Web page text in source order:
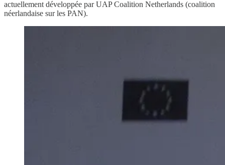
actuellement développée par UAP Coalition Netherlands (coalition
néerlandaise sur les PAN).